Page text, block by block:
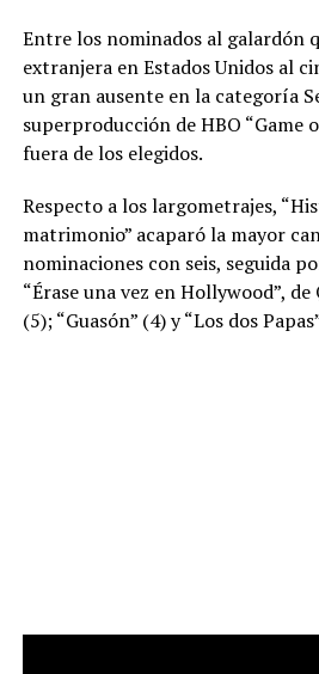
Entre los nominados al galardón
extranjera en Estados Unidos al
un gran ausente en la categoría
superproducción de HBO “Game
fuera de los elegidos.
Respecto a los largometrajes,
matrimonio” acaparó la mayor
nominaciones con seis, seguida
“Érase una vez en Hollywood”,
(5); “Guasón” (4) y “Los dos